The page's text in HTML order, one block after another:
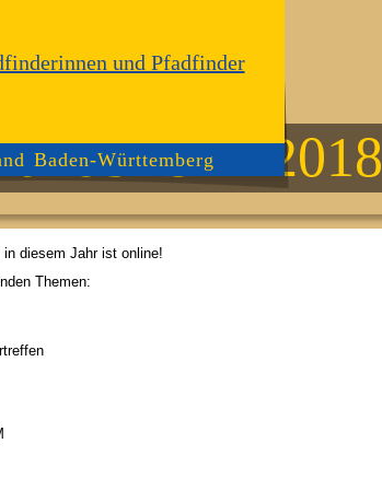
Baden-Württemberg 4-2018
in diesem Jahr ist online!
Themen: